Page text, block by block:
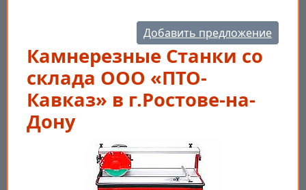
Добавить предложение
Камнерезные Станки со
склада ООО «ПТО-
Кавказ» в г.Ростове-на-
Дону